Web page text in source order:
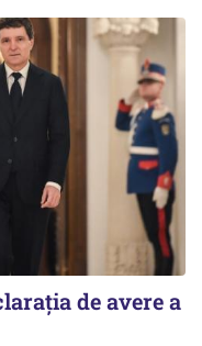
de avere a